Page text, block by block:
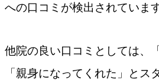
への口コミが検出されています
他院の良い口コミとしては、
「親身になってくれた」とス